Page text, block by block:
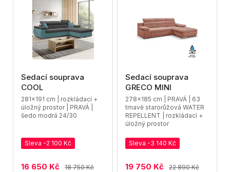
Sedací souprava
COOL
281x191 cm | rozkládací +
úložný prostor | PRAVÁ |
šedo modrá 24/30
Sleva -2 100 Kč
16 650 Kč 18 750 Kč
Sedací souprava
GRECO MINI
278x185 cm | PRAVÁ | 63
tmavě starorůžová WATER
REPELLENT | rozkládací +
úložný prostor
Sleva -3 140 Kč
19 750 Kč 22 890 Kč